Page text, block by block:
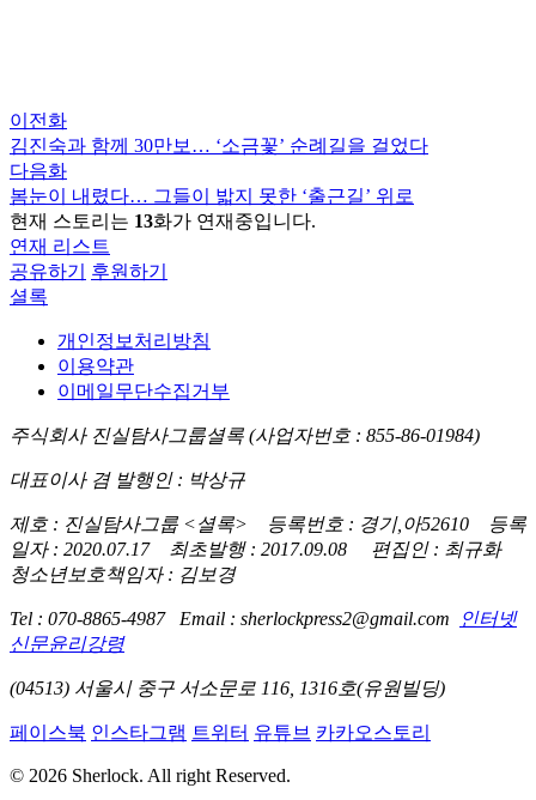
이전화
김진숙과 함께 30만보… ‘소금꽃’ 순례길을 걸었다
다음화
봄눈이 내렸다… 그들이 밟지 못한 ‘출근길’ 위로
현재 스토리는 13화가 연재중입니다.
연재 리스트
공유하기
후원하기
셜록
개인정보처리방침
이용약관
이메일무단수집거부
주식회사 진실탐사그룹셜록 (사업자번호 : 855-86-01984)
대표이사 겸 발행인 : 박상규
제호 : 진실탐사그룹 <셜록> 등록번호 : 경기,아52610 등록
일자 : 2020.07.17 최초발행 : 2017.09.08 편집인 : 최규화
청소년보호책임자 : 김보경
Tel : 070-8865-4987 Email : sherlockpress2@gmail.com
인터넷
신문윤리강령
(04513) 서울시 중구 서소문로 116, 1316호(유원빌딩)
페이스북 인스타그램 트위터 유튜브 카카오스토리
© 2026 Sherlock. All right Reserved.